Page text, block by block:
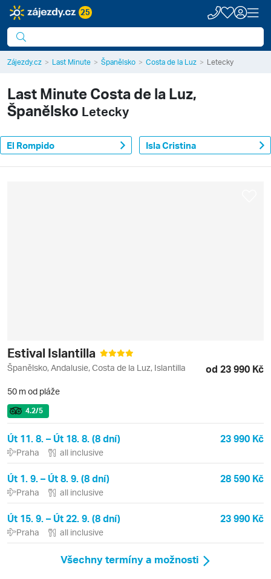
25
Zájezdy.cz Last Minute Španělsko Costa de la Luz Letecky
Last MinuteCosta de la Luz,
Španělsko Letecky
El Rompido Isla Cristina
Estival Islantilla
Španělsko, Andalusie, Costa de la Luz, Islantilla od 23 990 Kč
50 m od pláže
4.2/5
Út 11. 8. – Út 18. 8. (8 dní) 23 990 Kč
Praha all inclusive
Út 1. 9. – Út 8. 9. (8 dní) 28 590 Kč
Praha all inclusive
Út 15. 9. – Út 22. 9. (8 dní) 23 990 Kč
Praha all inclusive
Všechny termíny a možnosti